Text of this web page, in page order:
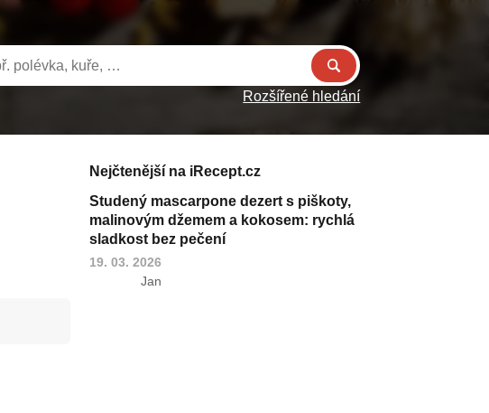
Rozšířené hledání
Nejčtenější na iRecept.cz
Studený mascarpone dezert s piškoty,
malinovým džemem a kokosem: rychlá
sladkost bez pečení
19. 03. 2026
Jan